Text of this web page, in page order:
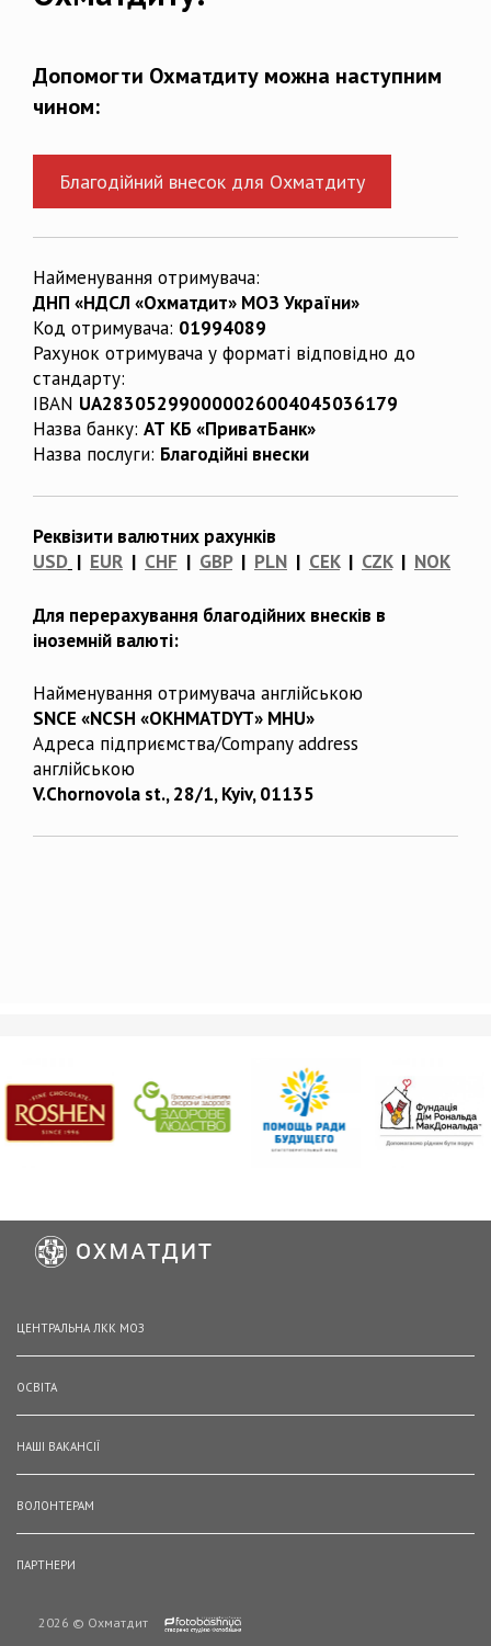
Допомогти Охматдиту можна наступним
чином:
Благодійний внесок для Охматдиту
Найменування отримувача:
ДНП «НДСЛ «Охматдит» МОЗ України»
Код отримувача: 01994089
Рахунок отримувача у форматі відповідно до
стандарту:
IBAN UA283052990000026004045036179
Назва банку: АТ КБ «ПриватБанк»
Назва послуги: Благодійні внески
Реквізити валютних рахунків
USD | EUR | CHF | GBP| PLN | CEK| CZK| NOK
Для перерахування благодійних внесків в
іноземній валюті:
Найменування отримувача англійською
SNCE «NCSH «OKHMATDYT» MHU»
Адреса підприємства/Company address
англійською
V.Chornovola st., 28/1, Kyiv, 01135
ЦЕНТРАЛЬНА ЛКК МОЗ
ОСВІТА
НАШІ ВАКАНСІЇ
ВОЛОНТЕРАМ
ПАРТНЕРИ
2026 © Охматдит